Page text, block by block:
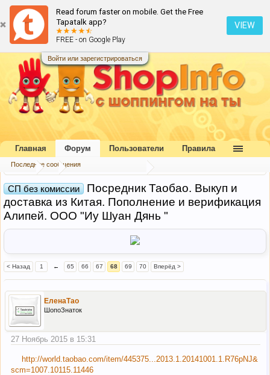
Read forum faster on mobile. Get the Free
Tapatalk app?
FREE - on Google Play
VIEW
Войти или зарегистрироваться
Форум ... Совместные покупки
СП без комиссии
Посредник Таобао. Выкуп и
доставка из Китая. Пополнение и верификация
Алипей. ООО "Иу Шуан Дянь "
< Назад 1 ← 65 66 67 68 69 70 Вперёд >
ЕленаТао
ШопоЗнаток
27 Ноябрь 2015 в 15:31
http://world.taobao.com/item/445375...2013.1.20141001.1.R76pNJ&
scm=1007.10115.11446
Главная Форум
Последние сообщения
Пользователи Правила